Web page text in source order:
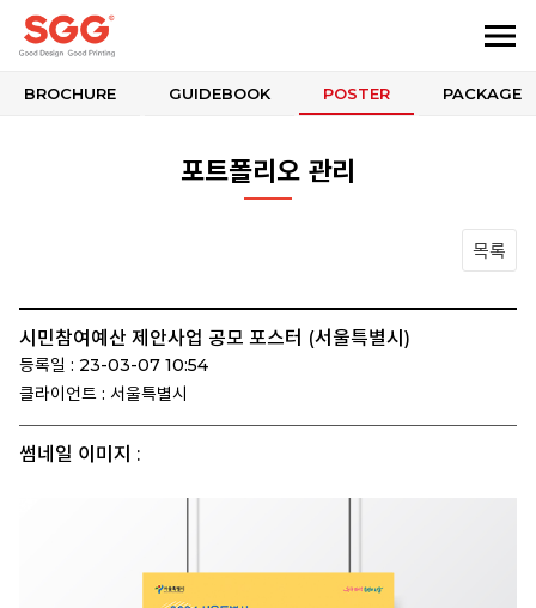
BROCHURE GUIDEBOOK POSTER PACKAGE
포트폴리오 관리
목록
시민참여예산 제안사업 공모 포스터 (서울특별시)
등록일 : 23-03-07 10:54
클라이언트 : 서울특별시
썸네일 이미지 :